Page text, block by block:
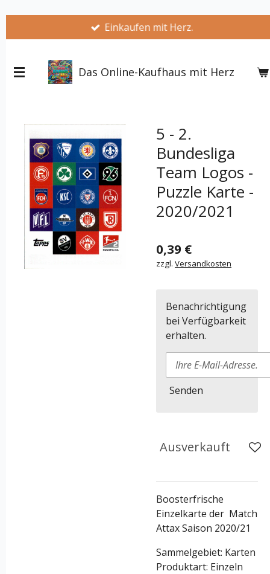
springen
Einkaufen mit Herz.
Das Online-Kaufhaus mit Herz
5 - 2.
Bundesliga
Team Logos -
Puzzle Karte -
2020/2021
0,39 €
zzgl. Versandkosten
Benachrichtigung
bei Verfügbarkeit
erhalten.
Senden
Ausverkauft
Boosterfrische
Einzelkarte der Match
Attax Saison 2020/21
Sammelgebiet: Karten
Produktart: Einzeln